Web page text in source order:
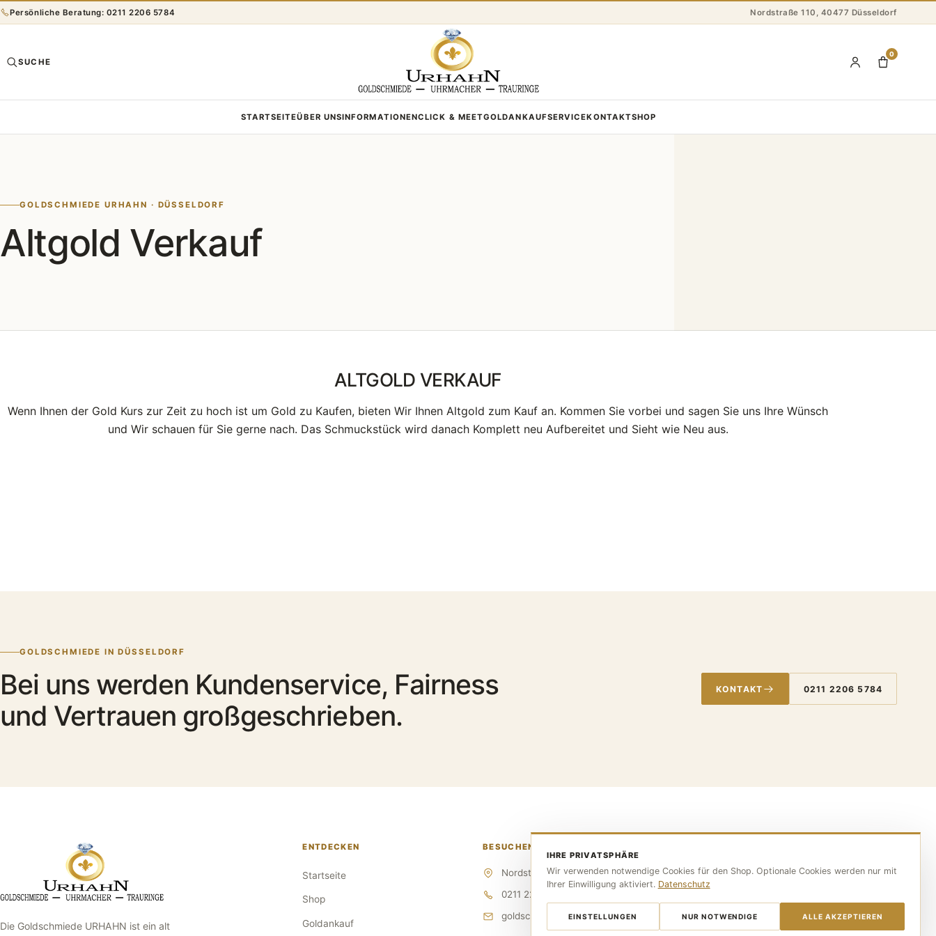
Persönliche Beratung: 0211 2206 5784 Nordstraße 110, 40477 Düsseldorf
SUCHE
0
STARTSEITEÜBER UNSINFORMATIONENCLICK & MEETGOLDANKAUFSERVICEKONTAKTSHOP
GOLDSCHMIEDE URHAHN · DÜSSELDORF
Altgold Verkauf
ALTGOLD VERKAUF
Wenn Ihnen der Gold Kurs zur Zeit zu hoch ist um Gold zu Kaufen, bieten Wir Ihnen Altgold zum Kauf an. Kommen Sie vorbei und sagen Sie uns Ihre Wünsch
und Wir schauen für Sie gerne nach. Das Schmuckstück wird danach Komplett neu Aufbereitet und Sieht wie Neu aus.
GOLDSCHMIEDE IN DÜSSELDORF
Bei uns werden Kundenservice, Fairness
und Vertrauen großgeschrieben.
KONTAKT 0211 2206 5784
Die Goldschmiede URHAHN ist ein alt
ENTDECKEN
Startseite
Shop
Goldankauf
BESUCHEN SIE UNS
Nordstraße 110, 40477 Düsseldorf
0211 2206 5784
goldschmiede-urhahn@web.de
Mo–Fr 10:00–17:30 Uhr
Mittwoch RUHETAG
IHRE PRIVATSPHÄRE
Wir verwenden notwendige Cookies für den Shop. Optionale Cookies werden nur mit
Ihrer Einwilligung aktiviert. Datenschutz
EINSTELLUNGEN NUR NOTWENDIGE ALLE AKZEPTIEREN